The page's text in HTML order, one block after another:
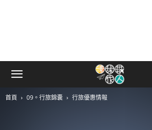
首頁 09。行旅錦囊 行旅優惠情報